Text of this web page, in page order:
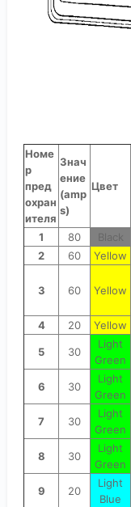
Номе
р
пред
охран
ителя
Знач
ение
(amp
s)
Цвет
1 80 Black
2
60 Yellow
3 60 Yellow
4
20 Yellow
5 30
Light
Green
6 30
Light
Green
7 30
Light
Green
8 30
Light
Green
9 20
Light
Blue